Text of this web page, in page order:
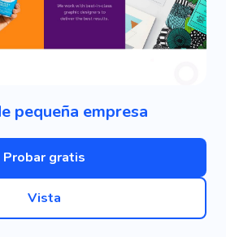
pequeña empresa
Probar gratis
Vista